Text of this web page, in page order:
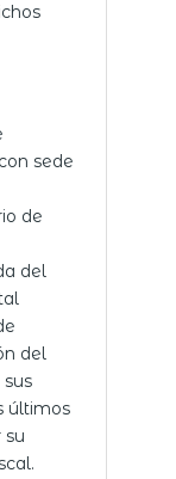
sede
de
del
del
últimos
su